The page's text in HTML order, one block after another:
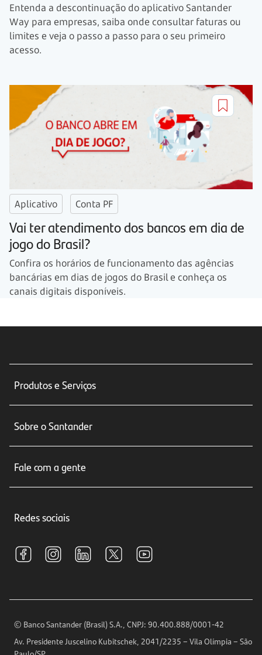
Entenda a descontinuação do aplicativo Santander
Way para empresas, saiba onde consultar faturas ou
limites e veja o passo a passo para o seu primeiro
acesso.
Aplicativo Conta PF
Vai ter atendimento dos bancos em dia de
jogo do Brasil?
Confira os horários de funcionamento das agências
bancárias em dias de jogos do Brasil e conheça os
canais digitais disponíveis.
Produtos e Serviços
Seguros
Crédito e Financiamentos
Investimentos
Sobre o Santander
Relações com Investidores
Fale com a gente
Central de Renegociação
S.A.C
Encontre nossas agências
Horários de Atendimento
Telefones
Redes sociais
© Banco Santander (Brasil) S.A., CNPJ: 90.400.888/0001-42
Av. Presidente Juscelino Kubitschek, 2041/2235 – Vila Olímpia – São